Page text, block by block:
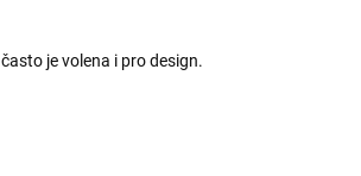
je volena i pro design.